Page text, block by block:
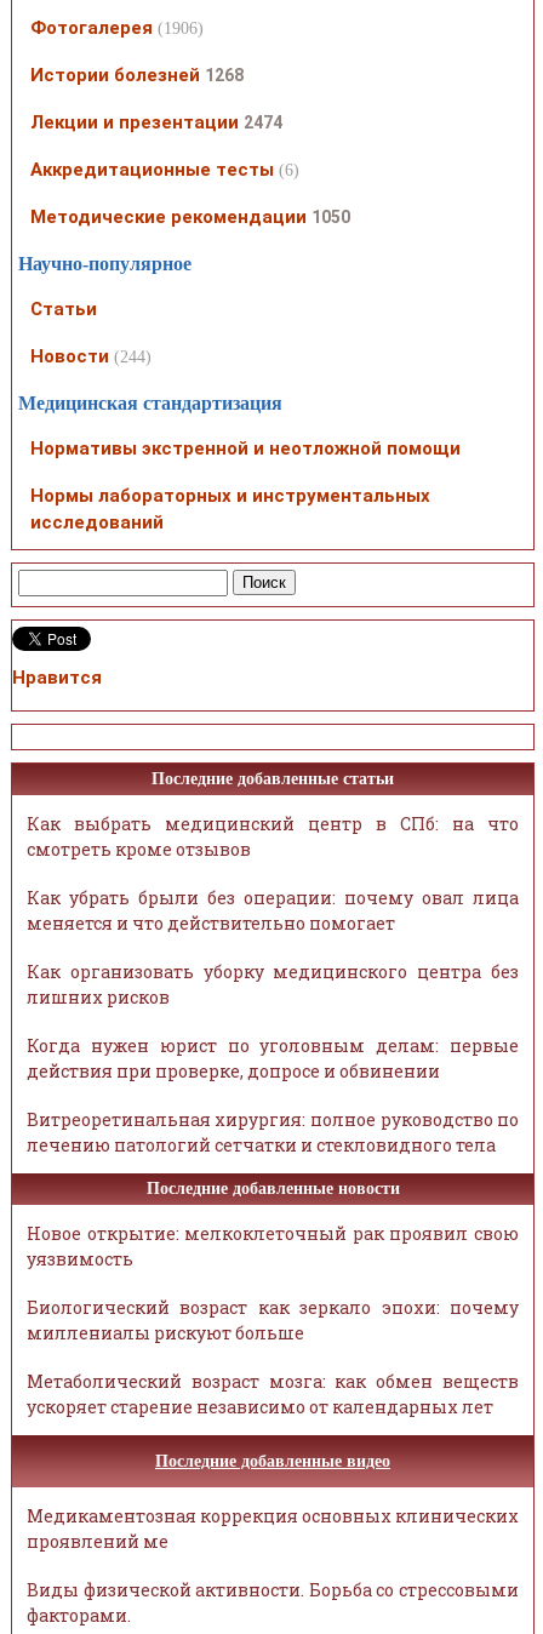
Фотогалерея (1906)
Истории болезней 1268
Лекции и презентации 2474
Аккредитационные тесты (6)
Методические рекомендации 1050
Научно-популярное
Статьи
Новости (244)
Медицинская стандартизация
Нормативы экстренной и неотложной помощи
Нормы лабораторных и инструментальных
исследований
Нравится
Последние добавленные статьи
Как выбрать медицинский центр в СПб: на что
смотреть кроме отзывов
Как убрать брыли без операции: почему овал лица
меняется и что действительно помогает
Как организовать уборку медицинского центра без
лишних рисков
Когда нужен юрист по уголовным делам: первые
действия при проверке, допросе и обвинении
Витреоретинальная хирургия: полное руководство по
лечению патологий сетчатки и стекловидного тела
Последние добавленные новости
Новое открытие: мелкоклеточный рак проявил свою
уязвимость
Биологический возраст как зеркало эпохи: почему
миллениалы рискуют больше
Метаболический возраст мозга: как обмен веществ
ускоряет старение независимо от календарных лет
Последние добавленные видео
Медикаментозная коррекция основных клинических
проявлений ме
Виды физической активности. Борьба со стрессовыми
факторами.